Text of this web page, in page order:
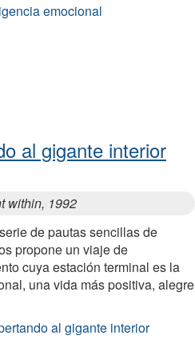
emocional
al gigante interior
within, 1992
de pautas sencillas de
propone un viaje de
cuya estación terminal es la
una vida más positiva, alegre
al gigante interior